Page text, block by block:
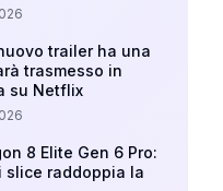
trailer ha una
trasmesso in
su Netflix
8 Elite Gen 6 Pro:
slice raddoppia la